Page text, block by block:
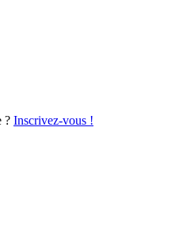
? Inscrivez-vous !